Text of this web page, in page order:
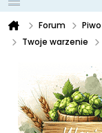
Forum Piwo
Twoje warzenie